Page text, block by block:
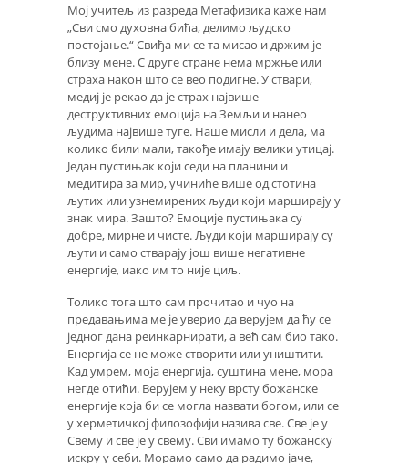
Мој учитељ из разреда Метафизика каже нам
„Сви смо духовна бића, делимо људско
постојање.“ Свиђа ми се та мисао и држим је
близу мене. С друге стране нема мржње или
страха након што се вео подигне. У ствари,
медиј је рекао да је страх највише
деструктивних емоција на Земљи и нанео
људима највише туге. Наше мисли и дела, ма
колико били мали, такође имају велики утицај.
Један пустињак који седи на планини и
медитира за мир, учиниће више од стотина
љутих или узнемирених људи који марширају у
знак мира. Зашто? Емоције пустињака су
добре, мирне и чисте. Људи који марширају су
љути и само стварају још више негативне
енергије, иако им то није циљ.
Толико тога што сам прочитао и чуо на
предавањима ме је уверио да верујем да ћу се
једног дана реинкарнирати, а већ сам био тако.
Енергија се не може створити или уништити.
Кад умрем, моја енергија, суштина мене, мора
негде отићи. Верујем у неку врсту божанске
енергије која би се могла назвати богом, или се
у херметичкој филозофији назива све. Све је у
Свему и све је у свему. Сви имамо ту божанску
искру у себи. Морамо само да радимо јаче,